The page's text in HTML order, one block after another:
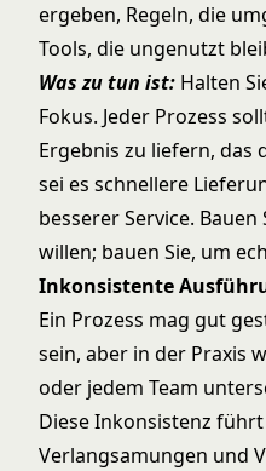
ergeben, Regeln, die
Tools, die ungenutzt
Was zu tun ist: Halten
Fokus. Jeder Prozess
Ergebnis zu liefern, das
sei es schnellere
besserer Service.
willen; bauen Sie, um
Inkonsistente
Ein Prozess mag gut
sein, aber in der Praxis
oder jedem Team
Diese Inkonsistenz
Verlangsamungen und